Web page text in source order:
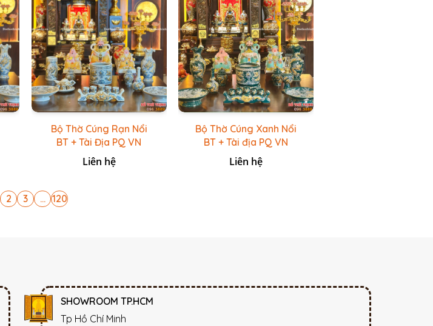
Bộ Thờ Cúng Rạn Nổi
BT + Tài Địa PQ VN
Vàng Caro
Liên hệ
Bộ Thờ Cúng Xanh Nổi
BT + Tài địa PQ VN
Xanh Lục
Liên hệ
2 3 ... 120
SHOWROOM TP.HCM
Tp Hồ Chí Minh